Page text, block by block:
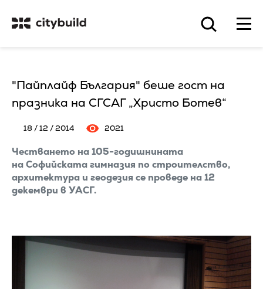
"Пайплайф България" беше гост на
празника на СГСАГ „Христо Ботев“
18 / 12 / 2014 2021
Честването на 105-годишнината
на Софийската гимназия по строителство,
архитектура и геодезия се проведе на 12
декември в УАСГ.